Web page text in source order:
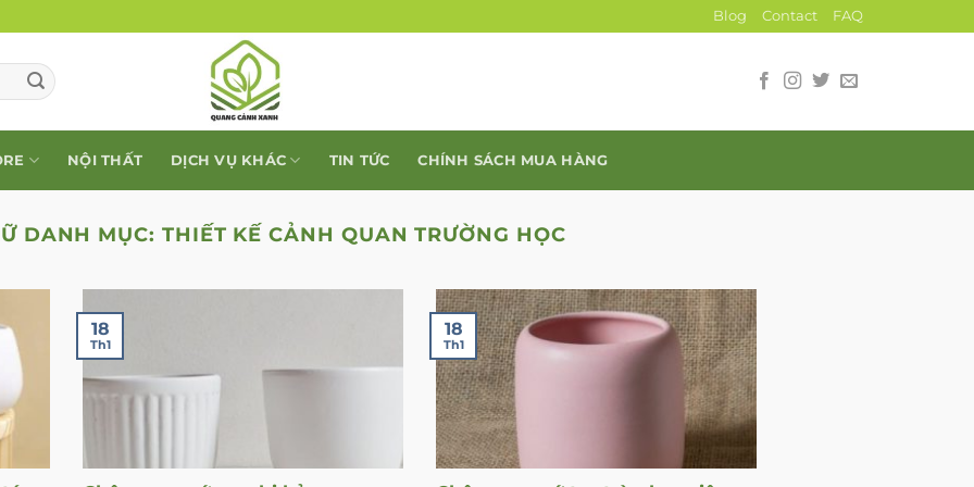
Blog Contact FAQ
NỘI THẤT DỊCH VỤ KHÁC TIN TỨC CHÍNH SÁCH MUA HÀNG
DANH MỤC: THIẾT KẾ CẢNH QUAN TRƯỜNG HỌC
18
Th1
18
Th1